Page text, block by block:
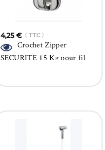
4,25 € ( TTC )
Crochet Zipper
SECURITE 15 Kg pour fil